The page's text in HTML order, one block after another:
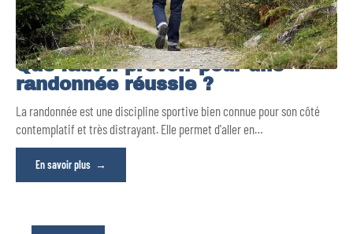
Que faut-il prévoir pour une
randonnée réussie ?
La randonnée est une discipline sportive bien connue pour son côté
contemplatif et très distrayant. Elle permet d'aller en…
En savoir plus